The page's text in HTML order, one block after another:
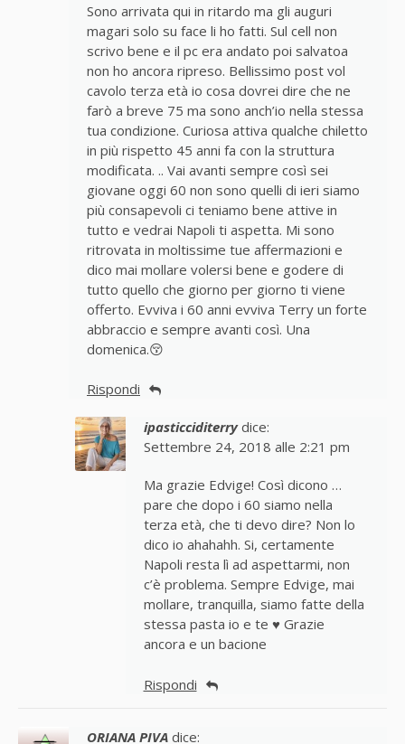
Sono arrivata qui in ritardo ma gli auguri
magari solo su face li ho fatti. Sul cell non
scrivo bene e il pc era andato poi salvatoa
non ho ancora ripreso. Bellissimo post vol
cavolo terza età io cosa dovrei dire che ne
farò a breve 75 ma sono anch’io nella stessa
tua condizione. Curiosa attiva qualche chiletto
in più rispetto 45 anni fa con la struttura
modificata. .. Vai avanti sempre così sei
giovane oggi 60 non sono quelli di ieri siamo
più consapevoli ci teniamo bene attive in
tutto e vedrai Napoli ti aspetta. Mi sono
ritrovata in moltissime tue affermazioni e
dico mai mollare volersi bene e godere di
tutto quello che giorno per giorno ti viene
offerto. Evviva i 60 anni evviva Terry un forte
abbraccio e sempre avanti così. Una
domenica.😚
Rispondi
ipasticciditerry dice:
Settembre 24, 2018 alle 2:21 pm
Ma grazie Edvige! Così dicono …
pare che dopo i 60 siamo nella
terza età, che ti devo dire? Non lo
dico io ahahahh. Si, certamente
Napoli resta lì ad aspettarmi, non
c’è problema. Sempre Edvige, mai
mollare, tranquilla, siamo fatte della
stessa pasta io e te ♥ Grazie
ancora e un bacione
Rispondi
ORIANA PIVA dice: